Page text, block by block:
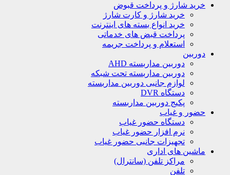
خرید شارژ و پرداخت قبوض
خرید شارژ و کارت شارژ
خرید انواع بسته های اینترنت
پرداخت قبض های خدماتی
استعلام و پرداخت جریمه
دوربین
دوربین مداربسته AHD
دوربین مداربسته تحت شبکه
لوازم جانبی دوربین مداربسته
دستگاه DVR
پکیج دوربین مداربسته
حضور و غیاب
دستگاه حضور غیاب
نرم افزار حضور غیاب
تجهیزات جانبی حضور غیاب
ماشین های اداری
مراکز تلفن (سانترال)
تلفن